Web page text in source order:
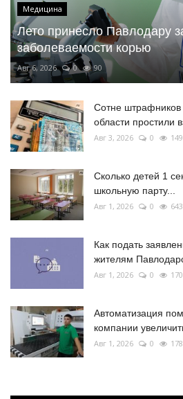
Медицина
Лето принесло Павлодару
заболеваемости корью
Авг 6, 2026 0 90
Сотне штрафников
области простили
Авг 3, 2026 0 149
Сколько детей 1
школьную парту...
Авг 1, 2026 0 643
Как подать
жителям
Авг 1, 2026 0 170
Автоматизация
компании
Авг 1, 2026 0 178